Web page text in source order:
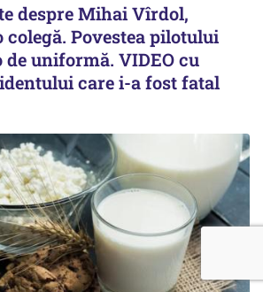
despre Mihai Vîrdol,
colegă. Povestea pilotului
uniformă. VIDEO cu
care i-a fost fatal